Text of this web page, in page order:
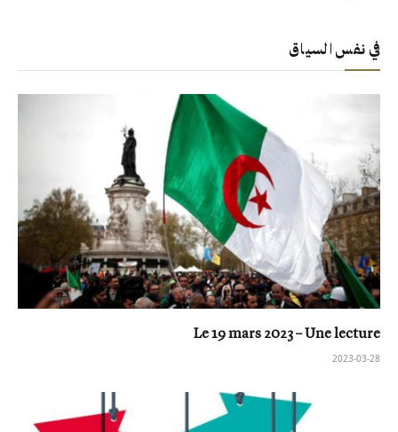
في نفس السياق
Le 19 mars 2023 – Une lecture
2023-03-28